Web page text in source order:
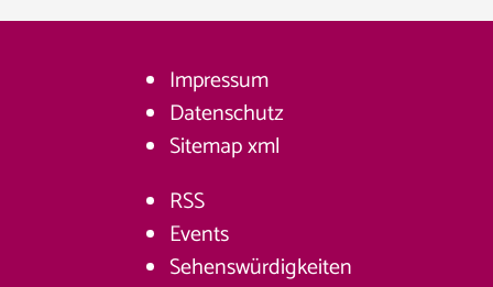
Impressum
Datenschutz
Sitemapxml
RSS
Events
Sehenswürdigkeiten